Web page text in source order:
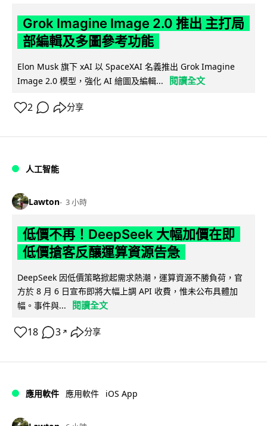
Grok Imagine Image 2.0 推出 主打局
部編輯及多圖參考功能
Elon Musk 旗下 xAI 以 SpaceXAI 名義推出 Grok Imagine
Image 2.0 模型，強化 AI 繪圖及編輯...
閱讀全文
2 分享
人工智能
Lawton 3 小時
低價不再！DeepSeek 大幅加價在即
低價搶客反釀運算資源告急
DeepSeek 因低價策略掀起需求熱潮，運算資源不勝負荷，官
方於 8 月 6 日宣布即將大幅上調 API 收費，惟未公布具體加
幅。事件與...
閱讀全文
18 3 ↗ 分享
應用軟件 應用軟件 iOS App